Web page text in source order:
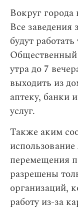
Вокруг города
Все заведения
будут
Общественный
утра до 7
выходить из
аптеку, банки
услуг.
Также аким
перемещения
разрешены
организаций,
работу из-за